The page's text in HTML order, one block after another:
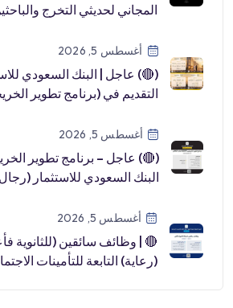
المجاني لحديثي التخرج
أغسطس 5, 2026
(🔴) عاجل | البنك السعودي
التقديم في (برنامج تطوير الخريجين
أغسطس 5, 2026
البنك السعودي للاستثمار
أغسطس 5, 2026
🔴 | وظائف سائقين (للثانوية
(رعاية) التابعة للتأمينات